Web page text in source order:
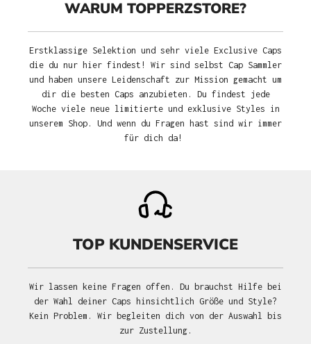
WARUM TOPPERZSTORE?
Erstklassige Selektion und sehr viele Exclusive Caps
die du nur hier findest! Wir sind selbst Cap Sammler
und haben unsere Leidenschaft zur Mission gemacht um
dir die besten Caps anzubieten. Du findest jede
Woche viele neue limitierte und exklusive Styles in
unserem Shop. Und wenn du Fragen hast sind wir immer
für dich da!
TOP KUNDENSERVICE
Wir lassen keine Fragen offen. Du brauchst Hilfe bei
der Wahl deiner Caps hinsichtlich Größe und Style?
Kein Problem. Wir begleiten dich von der Auswahl bis
zur Zustellung.